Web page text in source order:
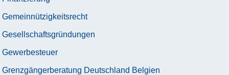
Gemeinnützigkeitsrecht
Gesellschaftsgründungen
Gewerbesteuer
Grenzgängerberatung Deutschland Belgien